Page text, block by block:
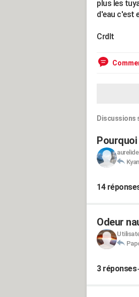
plus les
d'eau c'est
Crdlt
Discussions
aurelide
Kyan
14
Odeur
3 réponses